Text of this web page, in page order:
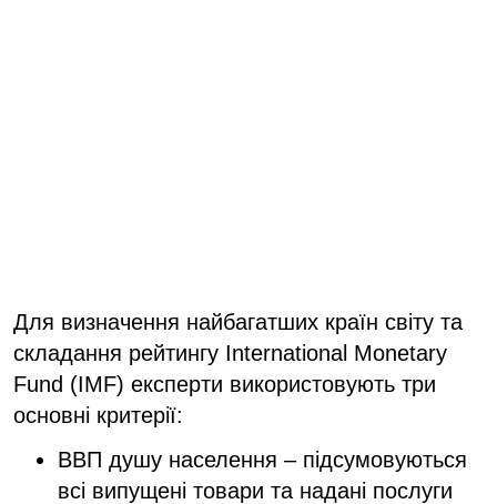
Для визначення найбагатших країн світу та
складання рейтингу International Monetary
Fund (IMF) експерти використовують три
основні критерії:
ВВП душу населення – підсумовуються
всі випущені товари та надані послуги